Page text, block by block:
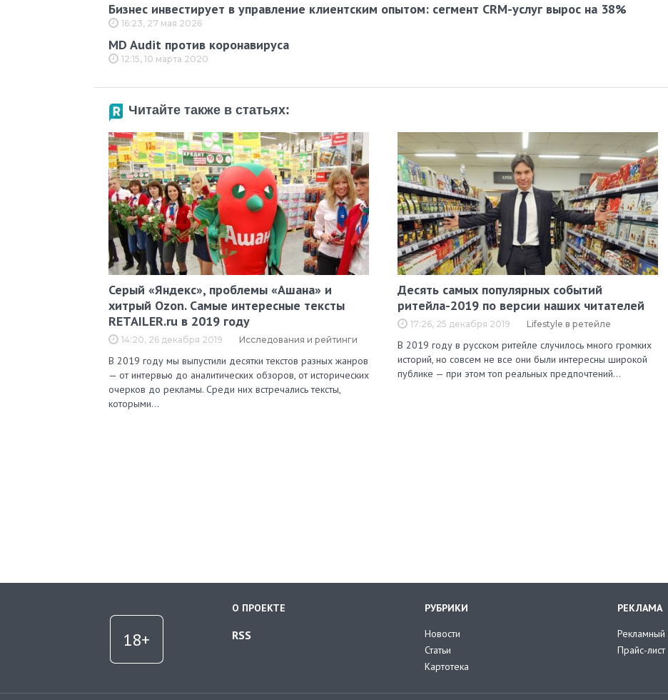
Бизнес инвестирует в управление клиентским опытом: сегмент CRM-услуг вырос на 38%
16:23, 27 мая 2026
MD Audit против коронавируса
12:15, 10 марта 2020
Читайте также в статьях:
Серый «Яндекс», проблемы «Ашана» и
хитрый Ozon. Самые интересные тексты
RETAILER.ru в 2019 году
14:20, 26 декабря 2019 Исследования и рейтинги
В 2019 году мы выпустили десятки текстов разных жанров
— от интервью до аналитических обзоров, от исторических
очерков до рекламы. Среди них встречались тексты,
которыми…
Десять самых популярных событий
ритейла-2019 по версии наших читателей
17:26, 25 декабря 2019 Lifestyle в ретейле
В 2019 году в русском ритейле случилось много громких
историй, но совсем не все они были интересны широкой
публике — при этом топ реальных предпочтений…
О ПРОЕКТЕ
RSS
РУБРИКИ
Новости
Статьи
Картотека
РЕКЛАМА
Рекламный
Прайс-лист